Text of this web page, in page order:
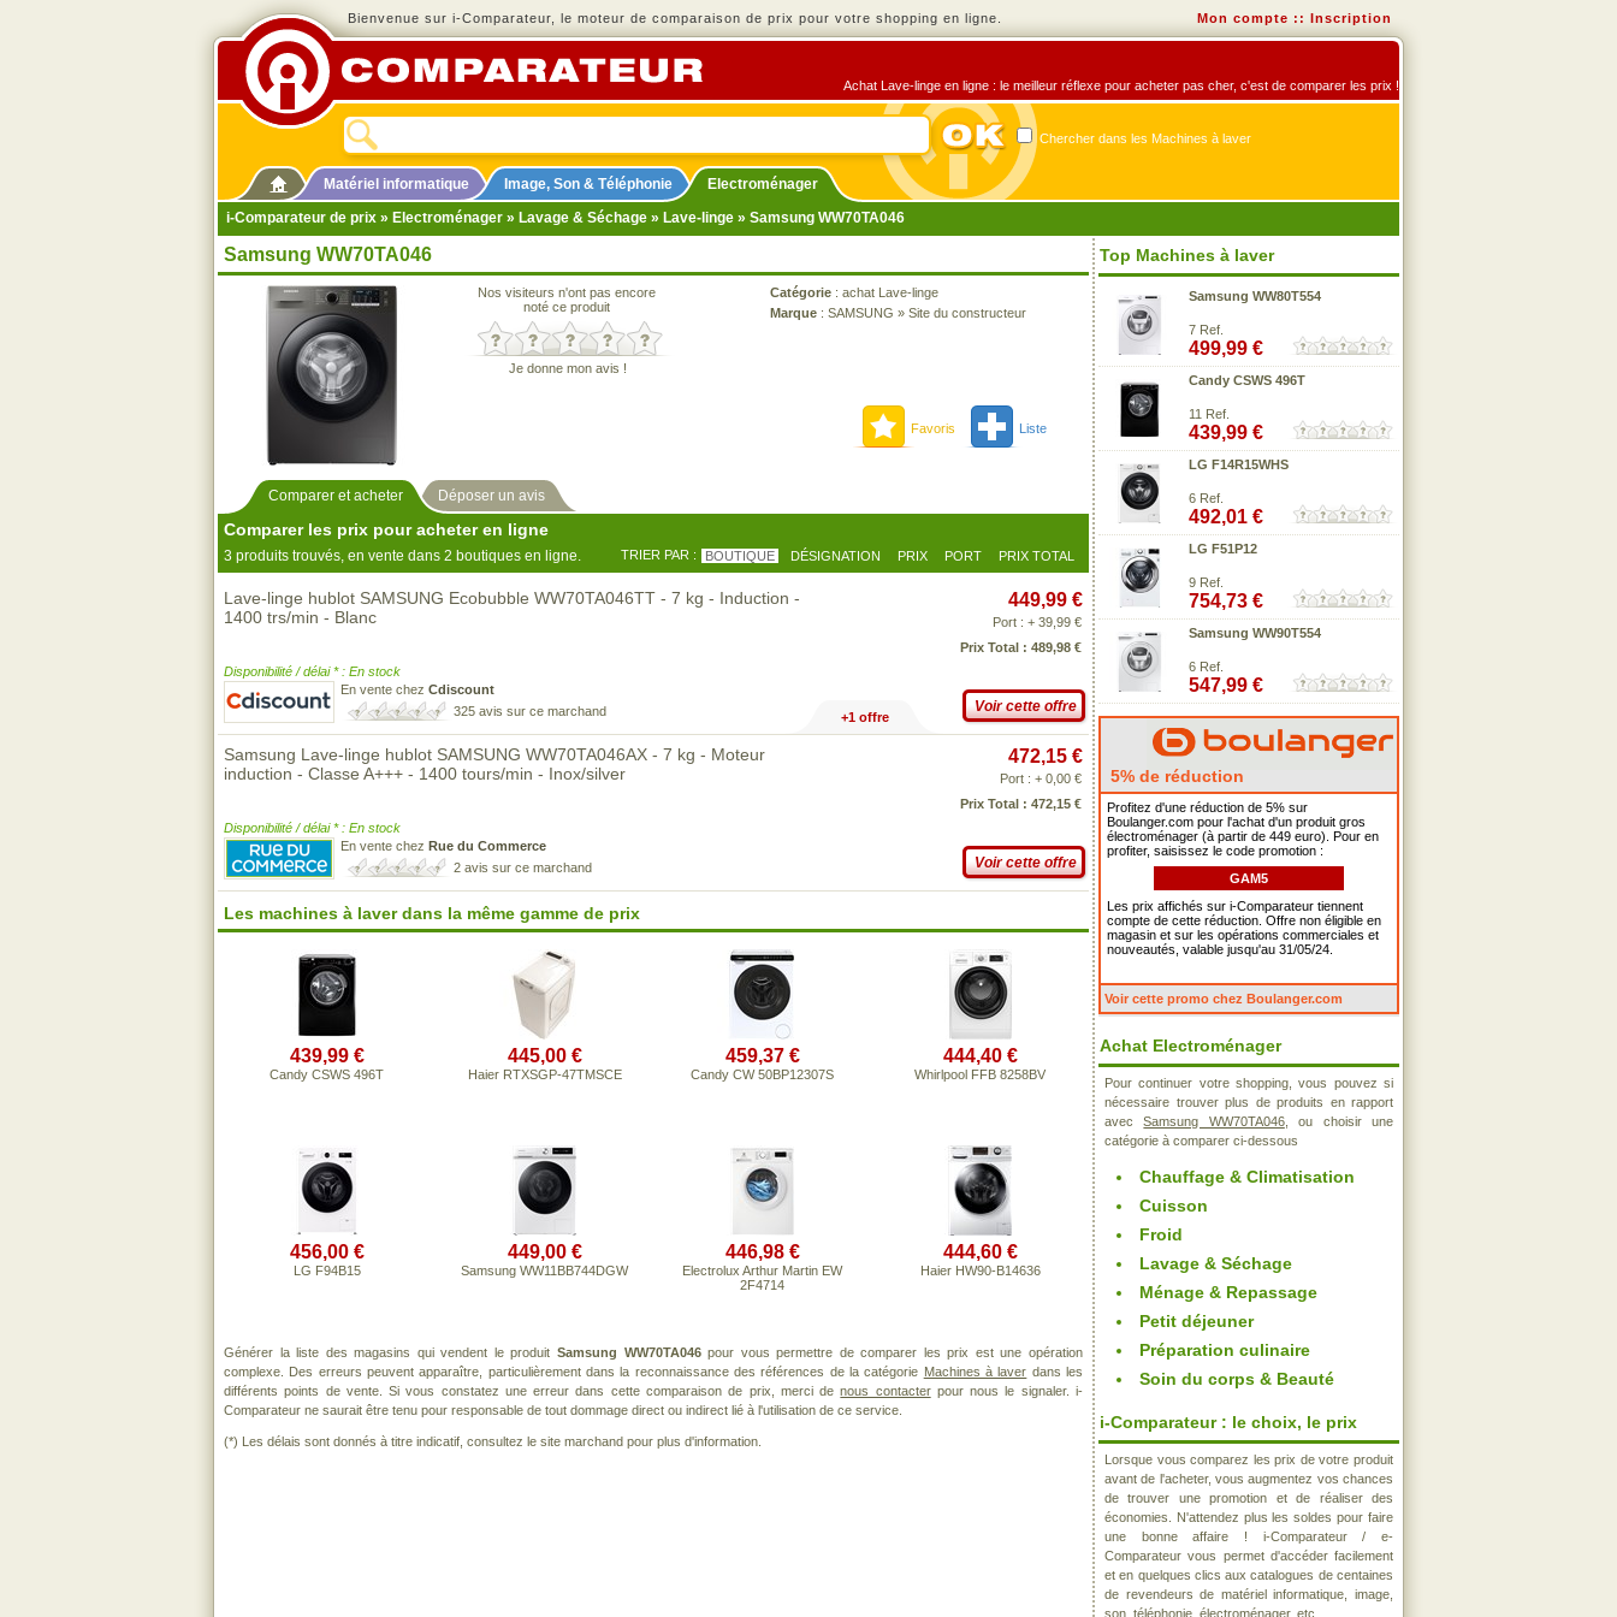
Bienvenue sur i-Comparateur, le moteur de comparaison de prix pour votre shopping en ligne. Mon compte :: Inscription
Achat Lave-linge en ligne : le meilleur réflexe pour acheter pas cher, c'est de comparer les prix !
Chercher dans les Machines à laver
Matériel informatique Image, Son & Téléphonie
Electroménager
i-Comparateur de prix » Electroménager » Lavage & Séchage » Lave-linge » Samsung WW70TA046
Samsung WW70TA046
Nos visiteurs n'ont pas encore
noté ce produit
Je donne mon avis !
Catégorie : achat Lave-linge
Marque : SAMSUNG » Site du constructeur
Favoris Liste
Comparer et acheter Déposer un avis
Comparer les prix pour acheter en ligne
3 produits trouvés, en vente dans 2 boutiques en ligne. TRIER PAR : BOUTIQUE DÉSIGNATION PRIX PORT PRIX TOTAL
Lave-linge hublot SAMSUNG Ecobubble WW70TA046TT - 7 kg - Induction -
1400 trs/min - Blanc
Disponibilité / délai * : En stock
En vente chez Cdiscount
325 avis sur ce marchand
449,99 €
Port : + 39,99 €
Prix Total : 489,98 €
Voir cette offre
+1 offre
Samsung Lave-linge hublot SAMSUNG WW70TA046AX - 7 kg - Moteur
induction - Classe A+++ - 1400 tours/min - Inox/silver
Disponibilité / délai * : En stock
En vente chez Rue du Commerce
2 avis sur ce marchand
472,15 €
Port : + 0,00 €
Prix Total : 472,15 €
Voir cette offre
Les machines à laver dans la même gamme de prix
439,99 €
Candy CSWS 496T
445,00 €
Haier RTXSGP-47TMSCE
459,37 €
Candy CW 50BP12307S
444,40 €
Whirlpool FFB 8258BV
456,00 €
LG F94B15
449,00 €
Samsung WW11BB744DGW
446,98 €
Electrolux Arthur Martin EW
2F4714
444,60 €
Haier HW90-B14636
Générer la liste des magasins qui vendent le produit Samsung WW70TA046pour vous permettre de comparer les prix est une opération
complexe. Des erreurs peuvent apparaître, particulièrement dans la reconnaissance des références de la catégorie Machines à laver dans les
différents points de vente. Si vous constatez une erreur dans cette comparaison de prix, merci denous contacterpour nous le signaler. i-
Comparateur ne saurait être tenu pour responsable de tout dommage direct ou indirect lié à l'utilisation de ce service.
(*) Les délais sont donnés à titre indicatif, consultez le site marchand pour plus d'information.
Top Machines à laver
Samsung WW80T554
7 Ref.
499,99 €
Candy CSWS 496T
11 Ref.
439,99 €
LG F14R15WHS
6 Ref.
492,01 €
LG F51P12
9 Ref.
754,73 €
Samsung WW90T554
6 Ref.
547,99 €
5% de réduction
Profitez d'une réduction de 5% sur
Boulanger.com pour l'achat d'un produit gros
électroménager (à partir de 449 euro). Pour en
profiter, saisissez le code promotion :
GAM5
Les prix affichés sur i-Comparateur tiennent
compte de cette réduction. Offre non éligible en
magasin et sur les opérations commerciales et
nouveautés, valable jusqu'au 31/05/24.
Voir cette promo chez Boulanger.com
Achat Electroménager
Pour continuer votre shopping, vous pouvez si
nécessaire trouver plus de produits en rapport
avecSamsung WW70TA046, ou choisir une
catégorie à comparer ci-dessous
Chauffage & Climatisation
Cuisson
Froid
Lavage & Séchage
Ménage & Repassage
Petit déjeuner
Préparation culinaire
Soin du corps & Beauté
i-Comparateur : le choix, le prix
Lorsque vous comparez les prix de votre produit
avant de l'acheter, vous augmentez vos chances
de trouver une promotion et de réaliser des
économies. N'attendez plus les soldes pour faire
une bonne affaire ! i-Comparateur / e-
Comparateur vous permet d'accéder facilement
et en quelques clics aux catalogues de centaines
de revendeurs de matériel informatique, image,
son, téléphonie, électroménager, etc..